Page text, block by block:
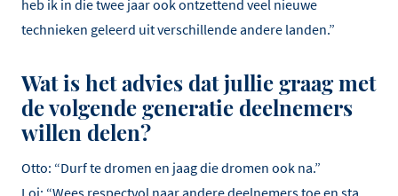
heb ik in die twee jaar ook ontzettend veel nieuwe
technieken geleerd uit verschillende andere landen.”
Wat is het advies dat jullie graag met
de volgende generatie deelnemers
willen delen?
Otto: “Durf te dromen en jaag die dromen ook na.”
Loi: “Wees respectvol naar andere deelnemers toe en sta